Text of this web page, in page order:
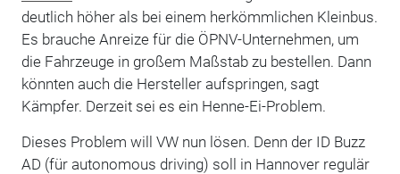
deutlich höher als bei einem herkömmlichen Kleinbus.
Es brauche Anreize für die ÖPNV-Unternehmen, um
die Fahrzeuge in großem Maßstab zu bestellen. Dann
könnten auch die Hersteller aufspringen, sagt
Kämpfer. Derzeit sei es ein Henne-Ei-Problem.
Dieses Problem will VW nun lösen. Denn der ID Buzz
AD (für autonomous driving) soll in Hannover regulär